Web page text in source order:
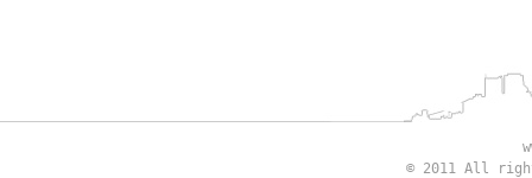
© 2011 All